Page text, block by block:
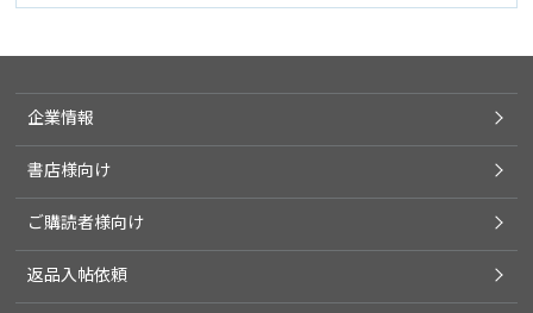
企業情報
書店様向け
ご購読者様向け
返品入帖依頼